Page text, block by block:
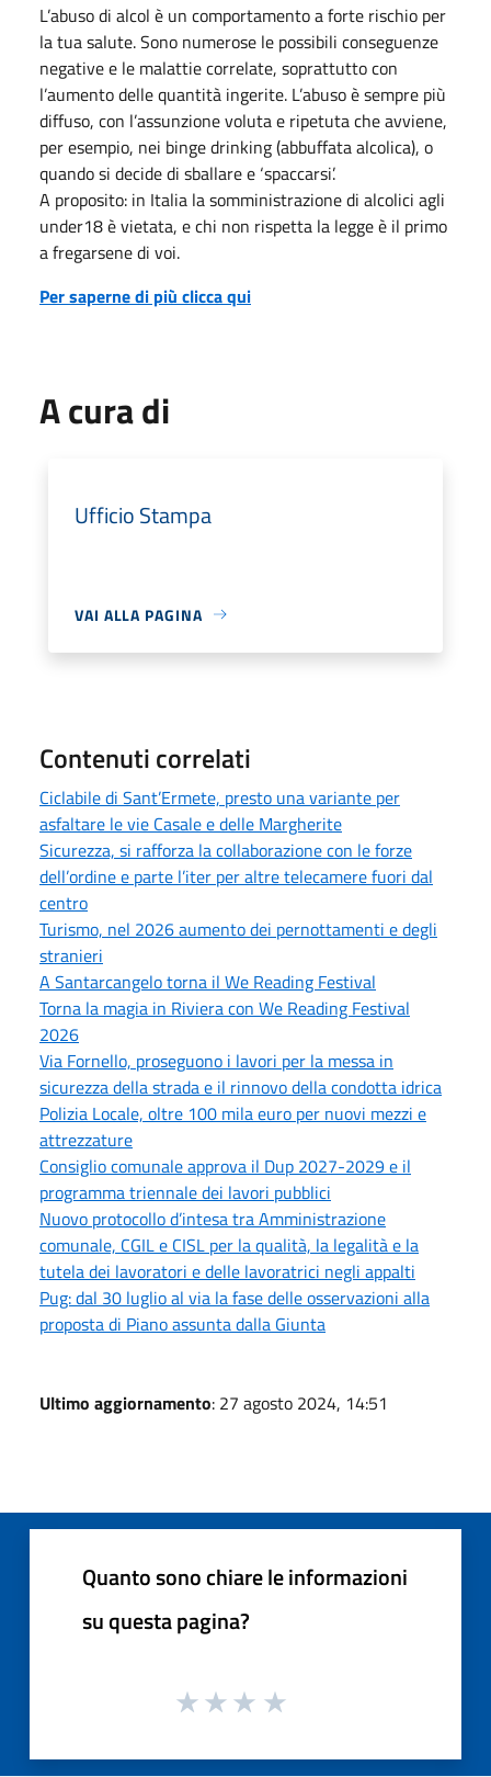
L’abuso di alcol è un comportamento a forte rischio per
la tua salute. Sono numerose le possibili conseguenze
negative e le malattie correlate, soprattutto con
l’aumento delle quantità ingerite. L’abuso è sempre più
diffuso, con l’assunzione voluta e ripetuta che avviene,
per esempio, nei binge drinking (abbuffata alcolica), o
quando si decide di sballare e ‘spaccarsi’.
A proposito: in Italia la somministrazione di alcolici agli
under18 è vietata, e chi non rispetta la legge è il primo
a fregarsene di voi.
Per saperne di più clicca qui
A cura di
Ufficio Stampa
VAI ALLA PAGINA
Contenuti correlati
Ciclabile di Sant’Ermete, presto una variante per
asfaltare le vie Casale e delle Margherite
Sicurezza, si rafforza la collaborazione con le forze
dell’ordine e parte l’iter per altre telecamere fuori dal
centro
Turismo, nel 2026 aumento dei pernottamenti e degli
stranieri
A Santarcangelo torna il We Reading Festival
Torna la magia in Riviera con We Reading Festival
2026
Via Fornello, proseguono i lavori per la messa in
sicurezza della strada e il rinnovo della condotta idrica
Polizia Locale, oltre 100 mila euro per nuovi mezzi e
attrezzature
Consiglio comunale approva il Dup 2027-2029 e il
programma triennale dei lavori pubblici
Nuovo protocollo d’intesa tra Amministrazione
comunale, CGIL e CISL per la qualità, la legalità e la
tutela dei lavoratori e delle lavoratrici negli appalti
Pug: dal 30 luglio al via la fase delle osservazioni alla
proposta di Piano assunta dalla Giunta
Ultimo aggiornamento: 27 agosto 2024, 14:51
Quanto sono chiare le informazioni
su questa pagina?